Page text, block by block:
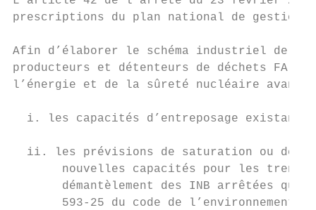
prescriptions du plan national de gestion
Afin d’élaborer le schéma industriel de
producteurs et détenteurs de déchets FA-
l’énergie et de la sûreté nucléaire avant
i. les capacités d’entreposage
ii. les prévisions de saturation ou de
nouvelles capacités pour les
démantèlement des INB arrêtées qui
593-25 du code de l’environnement